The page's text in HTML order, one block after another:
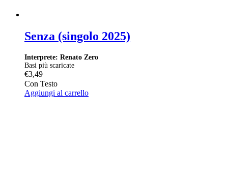
Senza (singolo 2025)
Interprete: Renato Zero
Basi più scaricate
€3,49
Con Testo
Aggiungi al carrello